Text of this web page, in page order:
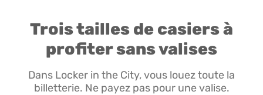
Trois tailles de casiers à
profiter sans valises
Dans Locker in the City, vous louez toute la
billetterie. Ne payez pas pour une valise.